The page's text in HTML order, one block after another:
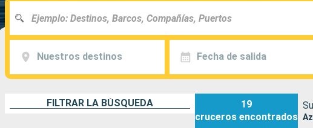
Nuestros destinos Fecha de salida
FILTRAR LA BÚSQUEDA
19
cruceros encontrados